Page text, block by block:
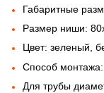
Габаритные
Размер ниши:
Цвет: зеленый,
Способ монтажа:
Для трубы